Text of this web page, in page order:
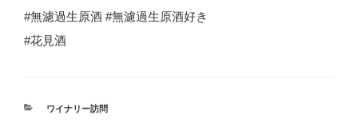
#無濾過生原酒 #無濾過生原酒好き
#花見酒
カ
ワイナリー訪問